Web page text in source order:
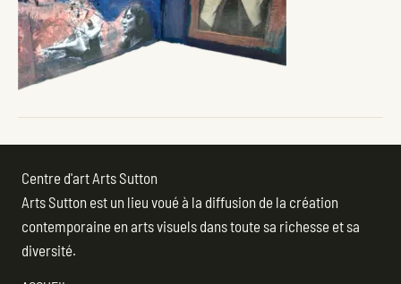
Centre d'art Arts Sutton
Arts Sutton est un lieu voué à la diffusion de la création
contemporaine en arts visuels dans toute sa richesse et sa
diversité.